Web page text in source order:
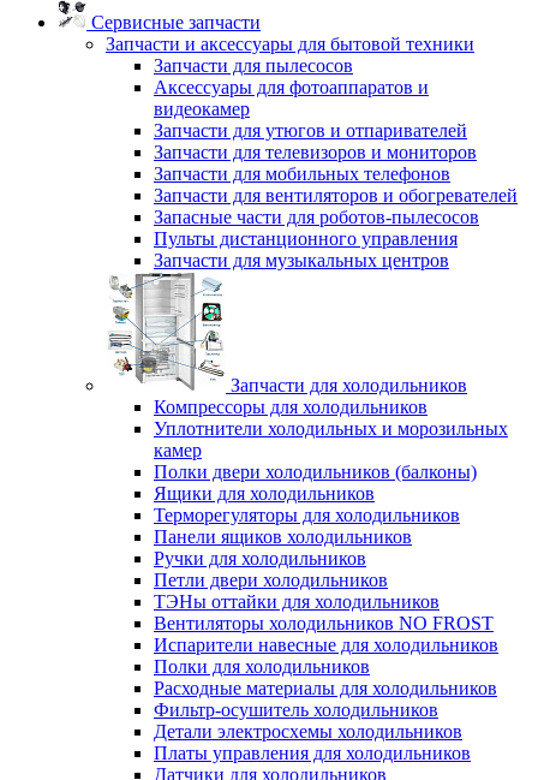
Сервисные запчасти
Запчасти и аксессуары для бытовой техники
Запчасти для пылесосов
Аксессуары для фотоаппаратов и
видеокамер
Запчасти для утюгов и отпаривателей
Запчасти для телевизоров и мониторов
Запчасти для мобильных телефонов
Запчасти для вентиляторов и обогревателей
Запасные части для роботов-пылесосов
Пульты дистанционного управления
Запчасти для музыкальных центров
Запчасти для холодильников
Компрессоры для холодильников
Уплотнители холодильных и морозильных
камер
Полки двери холодильников (балконы)
Ящики для холодильников
Терморегуляторы для холодильников
Панели ящиков холодильников
Ручки для холодильников
Петли двери холодильников
ТЭНы оттайки для холодильников
Вентиляторы холодильников NO FROST
Испарители навесные для холодильников
Полки для холодильников
Расходные материалы для холодильников
Фильтр-осушитель холодильников
Детали электросхемы холодильников
Платы управления для холодильников
Датчики для холодильников